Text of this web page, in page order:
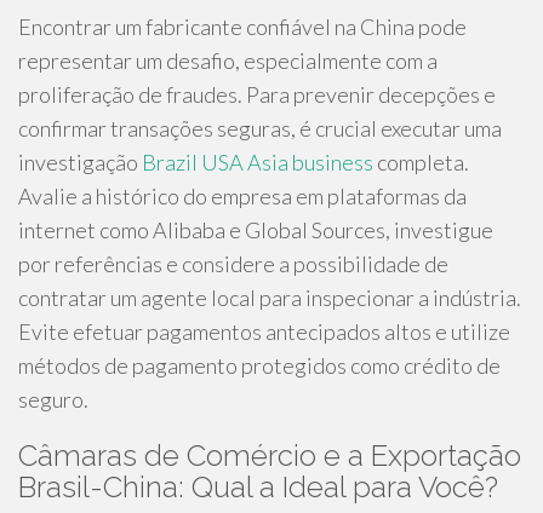
Encontrar um fabricante confiável na China pode
representar um desafio, especialmente com a
proliferação de fraudes. Para prevenir decepções e
confirmar transações seguras, é crucial executar uma
investigação Brazil USA Asia business completa.
Avalie a histórico do empresa em plataformas da
internet como Alibaba e Global Sources, investigue
por referências e considere a possibilidade de
contratar um agente local para inspecionar a indústria.
Evite efetuar pagamentos antecipados altos e utilize
métodos de pagamento protegidos como crédito de
seguro.
Câmaras de Comércio e a Exportação
Brasil-China: Qual a Ideal para Você?